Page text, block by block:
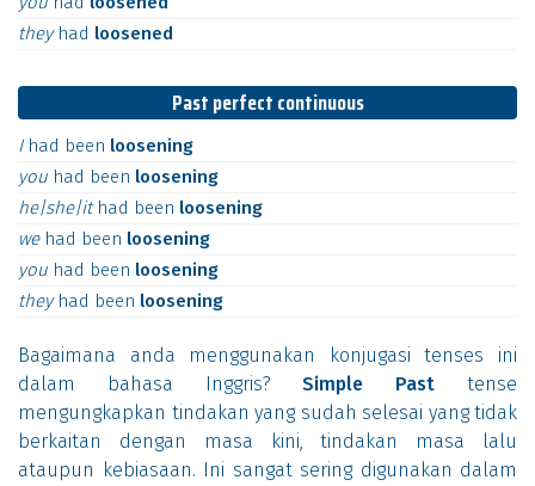
they had loosened
Past perfect continuous
I had been loosening
you had been loosening
he|she|it had been loosening
we had been loosening
you had been loosening
they had been loosening
Bagaimana anda menggunakan konjugasi tenses ini
dalam bahasa Inggris?Simple Past tense
mengungkapkan tindakan yang sudah selesai yang tidak
berkaitan dengan masa kini, tindakan masa lalu
ataupun kebiasaan. Ini sangat sering digunakan dalam